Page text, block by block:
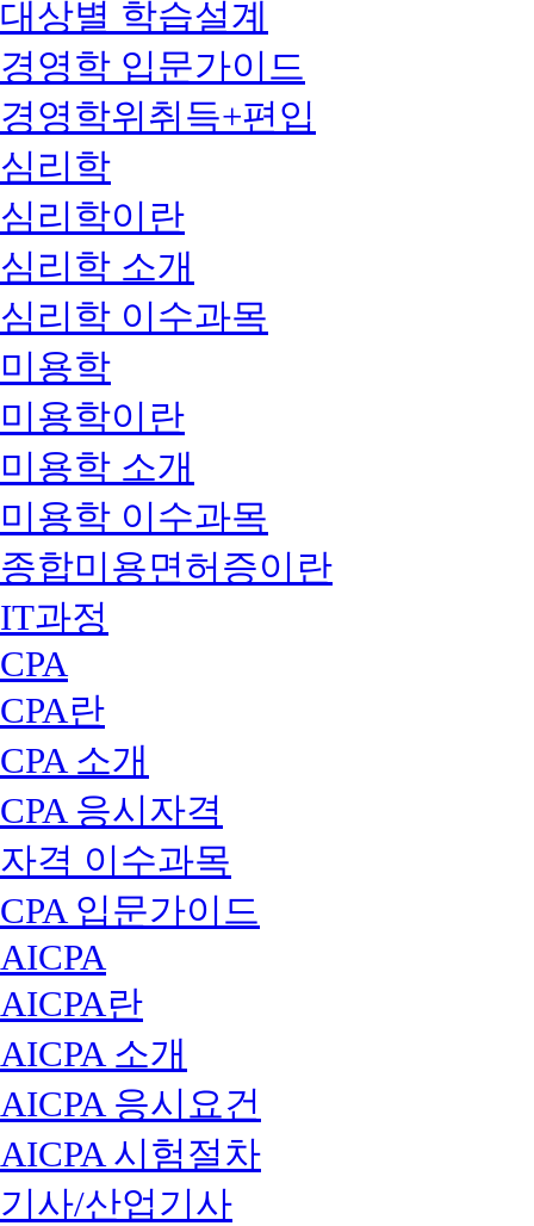
대상별 학습설계
경영학 입문가이드
경영학위취득+편입
심리학
심리학이란
심리학 소개
심리학 이수과목
미용학
미용학이란
미용학 소개
미용학 이수과목
종합미용면허증이란
IT과정
CPA
CPA란
CPA 소개
CPA 응시자격
자격 이수과목
CPA 입문가이드
AICPA
AICPA란
AICPA 소개
AICPA 응시요건
AICPA 시험절차
기사/산업기사